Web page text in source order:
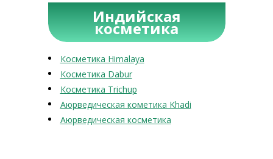
Индийская
косметика
Косметика Himalaya
Косметика Dabur
Косметика Trichup
Аюрведическая кометика Khadi
Аюрведическая косметика